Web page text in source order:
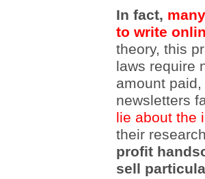
In fact,
to write
theory, this
laws require
amount
newsletters
lie about the
their
profit
sell